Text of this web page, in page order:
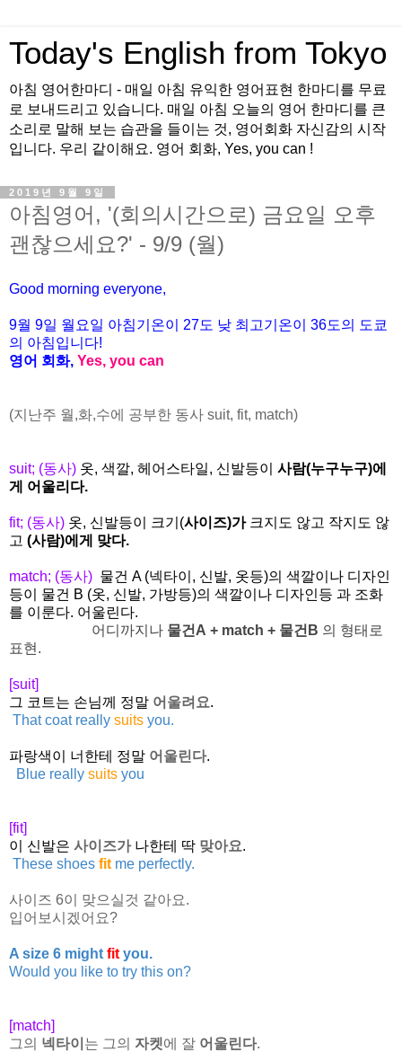
Today's English from Tokyo
아침 영어한마디 - 매일 아침 유익한 영어표현 한마디를 무료
로 보내드리고 있습니다. 매일 아침 오늘의 영어 한마디를 큰
소리로 말해 보는 습관을 들이는 것, 영어회화 자신감의 시작
입니다. 우리 같이해요. 영어 회화, Yes, you can !
2019년 9월 9일
아침영어, '(회의시간으로) 금요일 오후
괜찮으세요?' - 9/9 (월)
Good morning everyone,
9월 9일 월요일 아침기온이 27도 낮 최고기온이 36도의 도쿄
의 아침입니다!
영어 회화, Yes, you can
(지난주 월,화,수에 공부한 동사 suit, fit, match)
suit; (동사) 옷, 색깔, 헤어스타일, 신발등이 사람(누구누구)에
게 어울리다.
fit; (동사) 옷, 신발등이 크기(사이즈)가크지도 않고 작지도 않
고 (사람)에게 맞다.
match; (동사) 물건 A (넥타이, 신발, 옷등)의 색깔이나 디자인
등이 물건 B (옷, 신발, 가방등)의 색깔이나 디자인등 과 조화
를 이룬다. 어울린다.
어디까지나 물건A + match + 물건B 의 형태로
표현.
[suit]
그 코트는 손님께 정말 어울려요.
That coat really suits you.
파랑색이 너한테 정말 어울린다.
Blue really suits you
[fit]
이 신발은 사이즈가나한테 딱 맞아요.
These shoes fit me perfectly.
사이즈 6이 맞으실것 같아요.
입어보시겠어요?
A size 6 might fit you.
Would you like to try this on?
[match]
그의 넥타이 는 그의 자켓에 잘 어울린다.